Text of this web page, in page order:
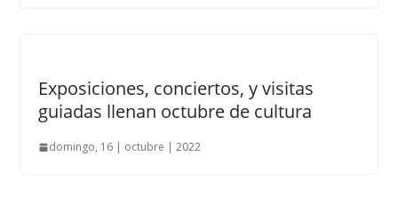
Exposiciones, conciertos, y visitas
guiadas llenan octubre de cultura
domingo, 16 | octubre | 2022